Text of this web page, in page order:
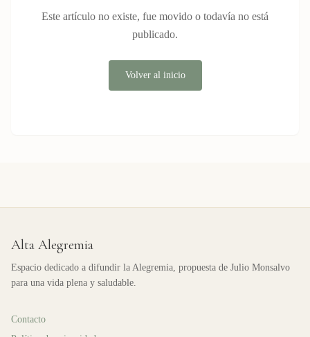
Este artículo no existe, fue movido o todavía no está
publicado.
Volver al inicio
Alta Alegremia
Espacio dedicado a difundir la Alegremia, propuesta de Julio Monsalvo
para una vida plena y saludable.
Contacto